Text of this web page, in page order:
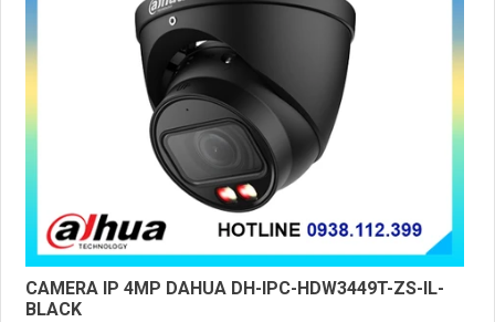
CAMERA IP 4MP DAHUA DH-IPC-HDW3449T-ZS-IL-
BLACK